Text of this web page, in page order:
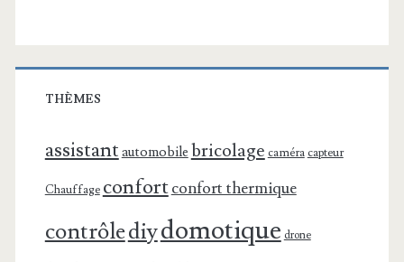
THÈMES
assistant automobile bricolage caméra capteur
Chauffage confortconfort thermique
contrôlediydomotique drone